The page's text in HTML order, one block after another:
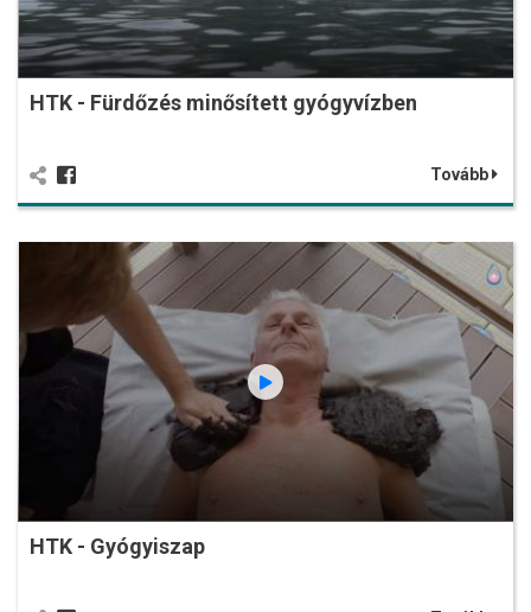
HTK - Fürdőzés minősített gyógyvízben
Tovább
HTK - Gyógyiszap